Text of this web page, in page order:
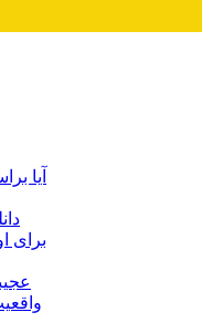
آیا
برای